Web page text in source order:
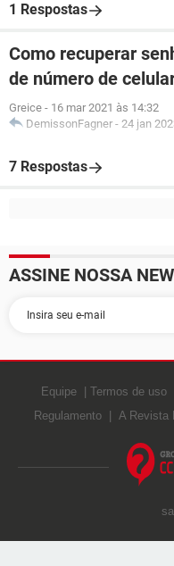
1 Respostas
Como recuperar
de número de
Greice - 16 mar 2021 às 14:32
DemissonFagner - 24 jan
7 Respostas
ASSINE NOSSA
Equipe Termos de uso
Regulamento
A Revista